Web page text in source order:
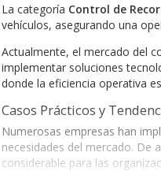
La categoría Control de
vehículos, asegurando una
Actualmente, el mercado del
implementar soluciones
donde la eficiencia operativa
Casos Prácticos y
Numerosas empresas han
necesidades del mercado. De
considerable para las